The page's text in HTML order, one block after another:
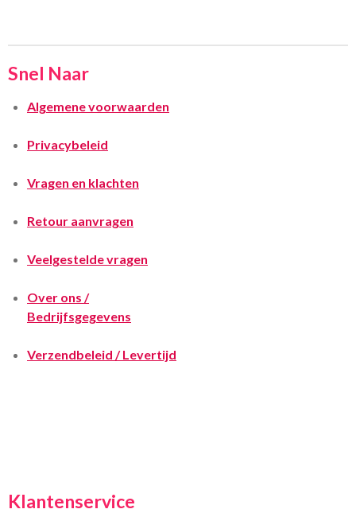
Snel Naar
Algemene voorwaarden
Privacybeleid
Vragen en klachten
Retour aanvragen
Veelgestelde vragen
Over ons /
Bedrijfsgegevens
Verzendbeleid / Levertijd
Klantenservice